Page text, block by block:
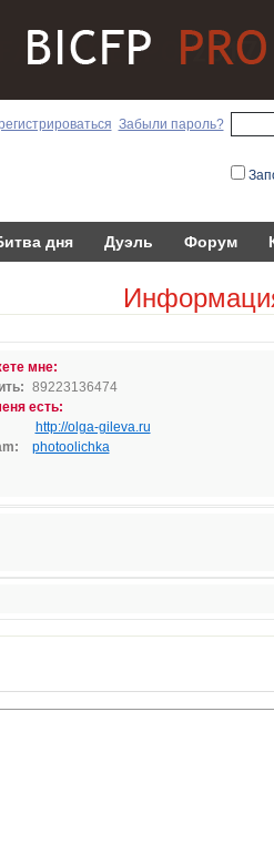
Забыли пароль?
дня Дуэль Форум
мне:
89223136474
есть:
http://olga-gileva.ru
photoolichka